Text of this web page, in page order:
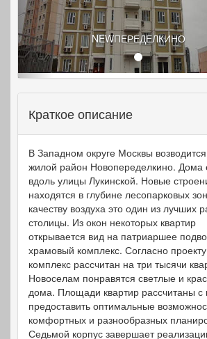
NEWПЕРЕДЕЛКИНО
Краткое описание
В Западном округе Москвы
жилой район Новопеределкино. Дома
вдоль улицы Лукинской. Новые
находятся в глубине лесопарковых
качеству воздуха это один из лучших
столицы. Из окон некоторых квартир
открывается вид на патриаршее
храмовый комплекс. Согласно
комплекс рассчитан на три тысячи
Новоселам понравятся светлые и
дома. Площади квартир рассчитаны с
предоставить оптимальные
комфортных и разнообразных
Седьмой корпус завершает